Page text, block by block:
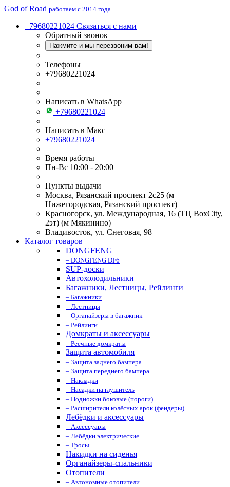
God of Road работаем с 2014 года
+79680221024 Связаться с нами
Обратный звонок
Нажмите и мы перезвоним вам!
Телефоны
+79680221024
Написать в WhatsApp
+79680221024
Написать в Макс
+79680221024
Время работы
Пн-Вс 10:00 - 20:00
Пункты выдачи
Москва, Рязанский проспект 2с25 (м
Нижегородская, Рязанский проспект)
Красногорск, ул. Международная, 16 (ТЦ BoxСity,
2эт) (м Мякинино)
Владивосток, ул. Снеговая, 98
Каталог товаров
DONGFENG
– DONGFENG DF6
SUP-доски
Автохолодильники
Багажники, Лестницы, Рейлинги
– Багажники
– Лестницы
– Органайзеры в багажник
– Рейлинги
Домкраты и аксессуары
– Реечные домкраты
Защита автомобиля
– Защита заднего бампера
– Защита переднего бампера
– Накладки
– Насадки на глушитель
– Подножки боковые (пороги)
– Расширители колёсных арок (фендеры)
Лебёдки и аксессуары
– Аксессуары
– Лебёдки электрические
– Тросы
Накидки на сиденья
Органайзеры-спальники
Отопители
– Автономные отопители